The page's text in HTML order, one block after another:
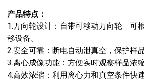
产品特点：
1.万向轮设计：自带可移动万向轮，可
移设备。
2.安全可靠：断电自动泄真空，保护样品
3.离心成像功能：方便实时观察样品浓缩
4.高效浓缩：利用离心力和真空条件快